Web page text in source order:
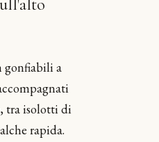
gonfiabili a
tra isolotti di
rapida.